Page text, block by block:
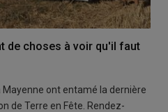
de choses à voir qu'il faut
ont entamé la dernière
de Terre en Fête. Rendez-